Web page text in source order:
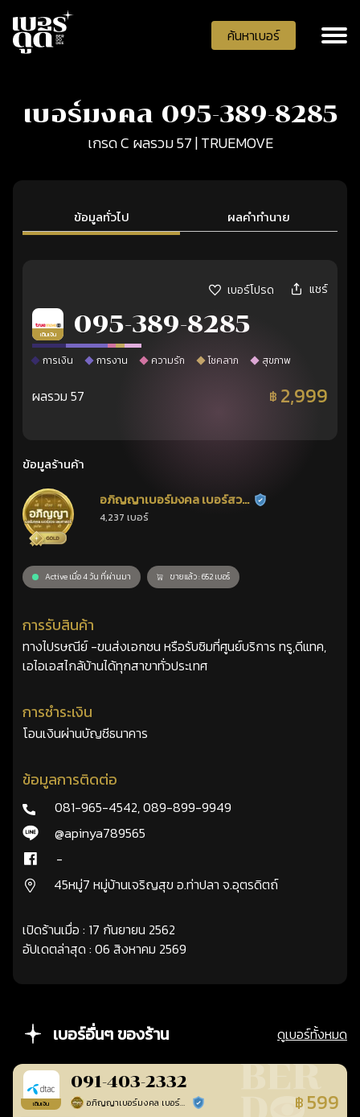
ค้นหาเบอร์
เบอร์มงคล 095-389-8285
เกรด C ผลรวม 57 | TRUEMOVE
ข้อมูลทั่วไป ผลคำทำนาย
เบอร์โปรด แชร์
เติมเงิน 095-389-8285
การเงิน การงาน ความรัก โชคลาภ สุขภาพ
ผลรวม 57 ฿ 2,999
ข้อมูลร้านค้า
อภิญญาเบอร์มงคล เบอร์สวย
เลขศาสตร์
ร้านยืนยันแล้ว
4,237 เบอร์
Active เมื่อ 4 วัน ที่ผ่านมา ขายแล้ว : 652 เบอร์
การรับสินค้า
ทางไปรษณีย์ -ขนส่งเอกชน หรือรับซิมที่ศูนย์บริการ ทรู,ดีแทค,
เอไอเอสไกล้บ้านได้ทุกสาขาทั่วประเทศ
การชำระเงิน
โอนเงินผ่านบัญชีธนาคาร
ข้อมูลการติดต่อ
081-965-4542,089-899-9949
@apinya789565
-
45หมู่7 หมู่บ้านเจริญสุข อ.ท่าปลา จ.อุตรดิตถ์
เปิดร้านเมื่อ : 17 กันยายน 2562
อัปเดตล่าสุด : 06 สิงหาคม 2569
เบอร์อื่นๆ ของร้าน ดูเบอร์ทั้งหมด
เติมเงิน
091-403-2332
อภิญญาเบอร์มงคล เบอร์สวยเลขศาสตร์ ร้านยืนยันแล้ว ฿ 599